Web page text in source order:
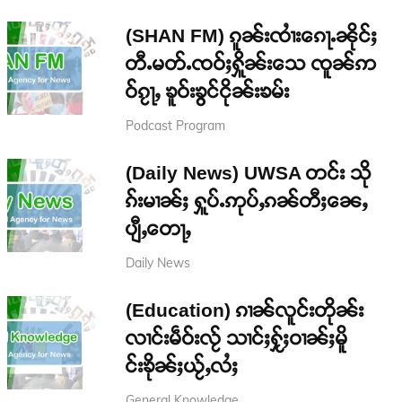
(SHAN FM) ၵူၼ်းၸၢႆးၵေႃႉၼိုင်ႈ
တီႉမတ်ႉၸဝ်ႈႁိူၼ်းသေ ၸူၼ်ဢ
ဝ်ၵႂႃႇ ၶူဝ်းၶွင်ငိုၼ်းၶမ်း
Podcast Program
(Daily News) UWSA တင်း သို
ၵ်းမၢၼ်ႈ ႁူပ်ႉဢုပ်ႇၵၼ်တီႈၼေႇ
ပျီႇတေႃႇ
Daily News
(Education) ၵၢၼ်လူင်းတိုၼ်း
လၢင်းမဵဝ်းလႂ် သၢင်ႈႁႂ်ႈဝၢၼ်ႈမိူ
င်းၶိုၼ်ႈယႂ်ႇလႆႈ